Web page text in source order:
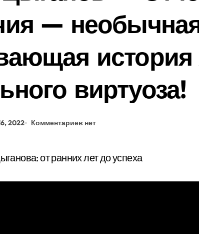
—
виртуоза!
2022 Комментариев нет